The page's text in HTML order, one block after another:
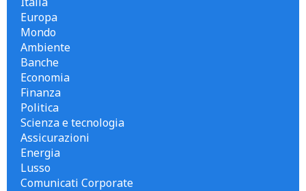
Europa
Mondo
Ambiente
Banche
Economia
Finanza
Politica
Scienza e tecnologia
Assicurazioni
Energia
Lusso
Comunicati Corporate